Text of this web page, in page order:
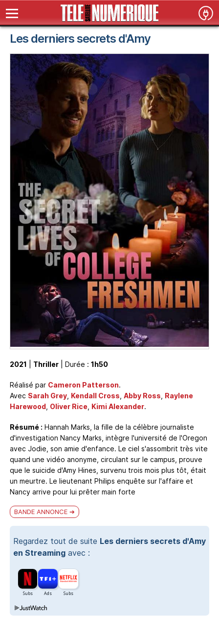
Les derniers secrets d'Amy
2021 Thriller | Durée : 1h50
Réalisé par Cameron Patterson.
Avec Sarah Grey Kendall Cross Abby Ross Raylene
Harewood Oliver Rice Kimi Alexander.
Résumé : Hannah Marks, la fille de la célèbre journaliste
d'investigation Nancy Marks, intègre l'université de l'Oregon
avec Jodie, son amie d'enfance. Le ciel s'assombrit très vite
quand une vidéo anonyme, circulant sur le campus, prouve
que le suicide d'Amy Hines, survenu trois mois plus tôt, était
un meurtre. Le lieutenant Philips enquête sur l'affaire et
Nancy arrive pour lui prêter main forte
BANDE ANNONCE
Regardez tout de suite Les derniers secrets d'Amy
en Streaming avec :